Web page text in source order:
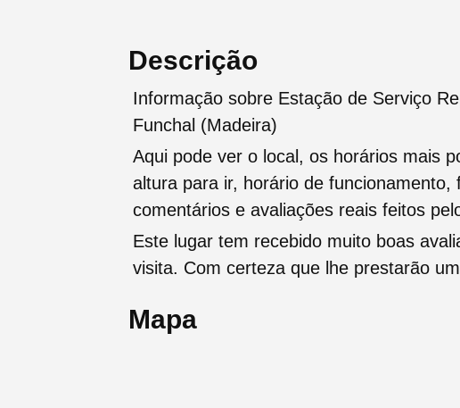
Descrição
Informação sobre Estação de Serviço
Funchal (Madeira)
Aqui pode ver o local, os horários mais
altura para ir, horário de
comentários e avaliações reais feitos
Este lugar tem recebido muito boas
visita. Com certeza que lhe prestarão
Mapa